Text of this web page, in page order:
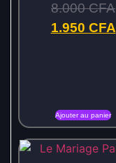
8.000CFA
1.950 CFA
Ajouter au panier